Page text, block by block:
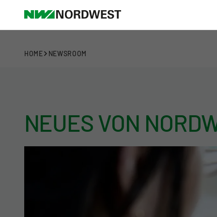
HOME NEWSROOM
NEUES VON